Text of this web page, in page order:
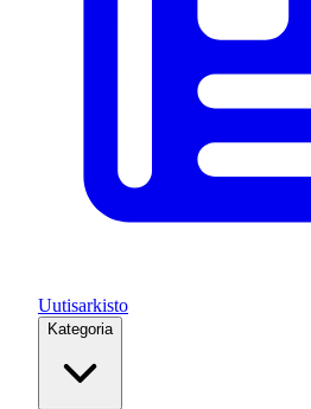
Uutisarkisto
Kategoria